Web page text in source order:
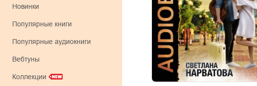
Новинки
Популярные книги
Популярные аудиокниги
Вебтуны
Коллекции